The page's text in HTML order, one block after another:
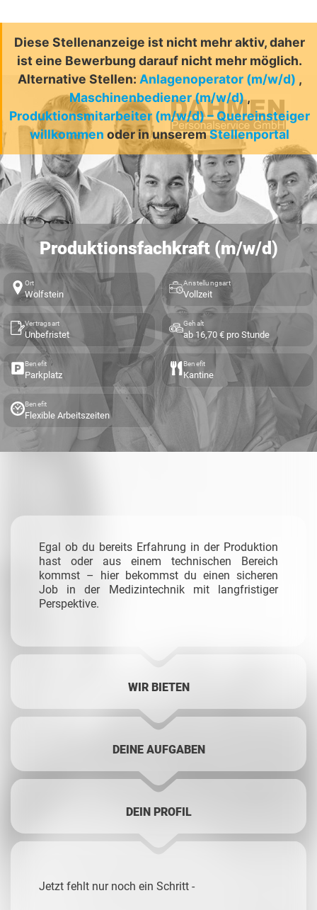
Diese Stellenanzeige ist nicht mehr aktiv, daher
ist eine Bewerbung darauf nicht mehr möglich.
Alternative Stellen: Anlagenoperator (m/w/d) ,
Maschinenbediener (m/w/d),
Produktionsmitarbeiter (m/w/d) – Quereinsteiger
willkommen oder in unseremStellenportal
Produktionsfachkraft (m/w/d)
Ort
Wolfstein
Anstellungsart
Vollzeit
Vertragsart
Unbefristet
Gehalt
ab 16,70 € pro Stunde
Benefit
Parkplatz
Benefit
Kantine
Benefit
Flexible Arbeitszeiten
Egal ob du bereits Erfahrung in der Produktion
hast oder aus einem technischen Bereich
kommst – hier bekommst du einen sicheren
Job in der Medizintechnik mit langfristiger
Perspektive.
WIR BIETEN
DEINE AUFGABEN
DEIN PROFIL
Jetzt fehlt nur noch ein Schritt -